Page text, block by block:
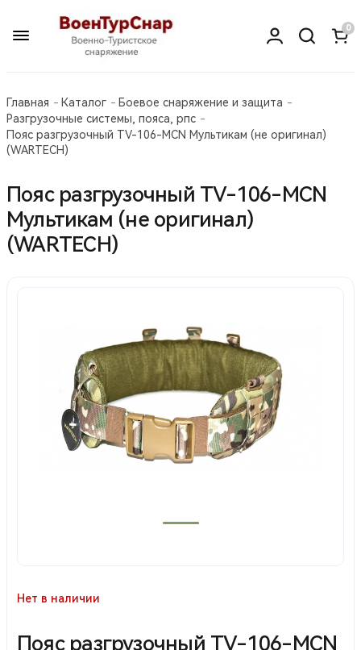
0
Главная Каталог
Боевое снаряжение и защита
Разгрузочные системы, пояса, рпс
Пояс разгрузочный TV-106-МСN Мультикам (не оригинал)
(WARTECH)
Пояс разгрузочный TV-106-МСN
Мультикам (не оригинал)
(WARTECH)
Нет в наличии
Пояс разгрузочный TV-106-МСN